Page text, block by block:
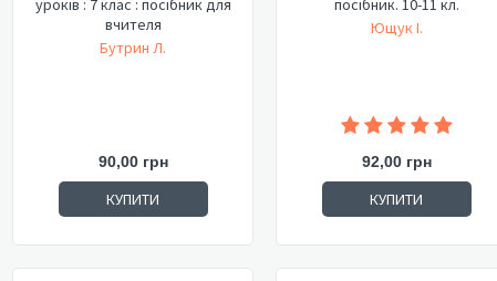
уроків : 7 клас : посібник для
вчителя
Бутрин Л.
90,00 грн
КУПИТИ
посібник. 10-11 кл.
Ющук І.
92,00 грн
КУПИТИ